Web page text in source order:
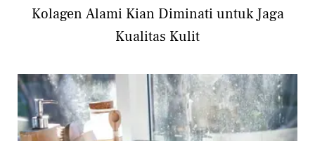
Kolagen Alami Kian Diminati untuk Jaga
Kualitas Kulit